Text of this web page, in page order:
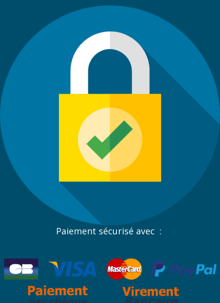
Paiement sécurisé avec :